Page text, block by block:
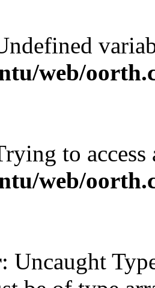
web/
to
web/
: Uncaught